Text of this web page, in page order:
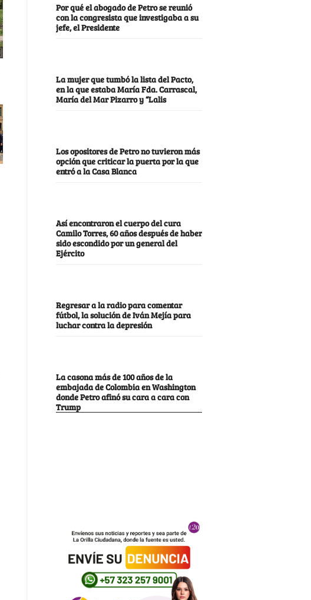
Por qué el abogado de Petro se reunió
con la congresista que investigaba a su
jefe, el Presidente
La mujer que tumbó la lista del Pacto,
en la que estaba María Fda. Carrascal,
María del Mar Pizarro y “Lalis
Los opositores de Petro no tuvieron más
opción que criticar la puerta por la que
entró a la Casa Blanca
Así encontraron el cuerpo del cura
Camilo Torres, 60 años después de haber
sido escondido por un general del
Ejército
Regresar a la radio para comentar
fútbol, la solución de Iván Mejía para
luchar contra la depresión
La casona más de 100 años de la
embajada de Colombia en Washington
donde Petro afinó su cara a cara con
Trump